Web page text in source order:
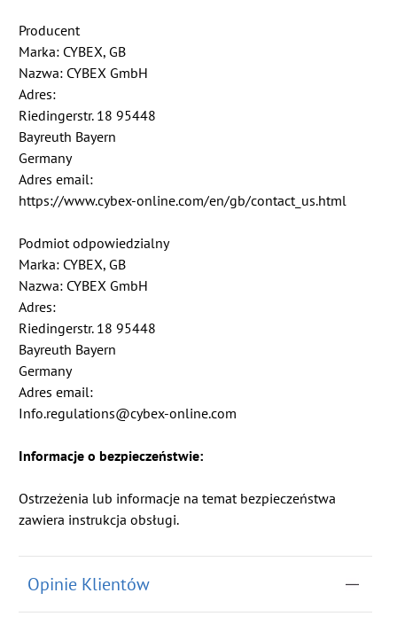
Producent
Marka: CYBEX, GB
Nazwa: CYBEX GmbH
Adres:
Riedingerstr. 18 95448
Bayreuth Bayern
Germany
Adres email:
https://www.cybex-online.com/en/gb/contact_us.html
Podmiot odpowiedzialny
Marka: CYBEX, GB
Nazwa: CYBEX GmbH
Adres:
Riedingerstr. 18 95448
Bayreuth Bayern
Germany
Adres email:
Info.regulations@cybex-online.com
Informacje o bezpieczeństwie:
Ostrzeżenia lub informacje na temat bezpieczeństwa
zawiera instrukcja obsługi.
Opinie Klientów